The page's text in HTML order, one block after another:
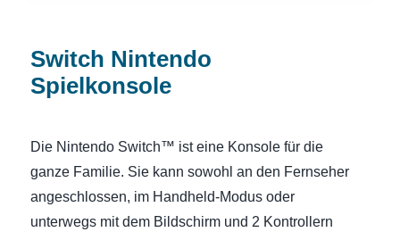
Switch Nintendo
Spielkonsole
Die Nintendo Switch™ ist eine Konsole für die
ganze Familie. Sie kann sowohl an den Fernseher
angeschlossen, im Handheld-Modus oder
unterwegs mit dem Bildschirm und 2 Kontrollern